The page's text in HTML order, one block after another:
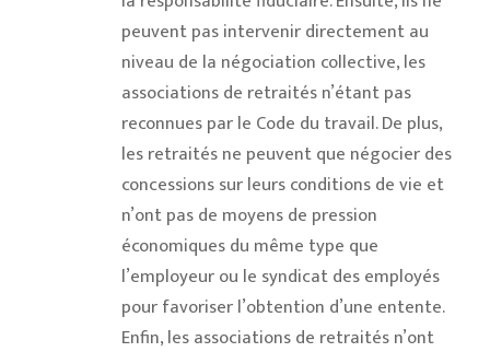
peuvent pas intervenir directement au
niveau de la négociation collective, les
associations de retraités n’étant pas
reconnues par le Code du travail. De plus,
les retraités ne peuvent que négocier des
concessions sur leurs conditions de vie et
n’ont pas de moyens de pression
économiques du même type que
l’employeur ou le syndicat des employés
pour favoriser l’obtention d’une entente.
Enfin, les associations de retraités n’ont